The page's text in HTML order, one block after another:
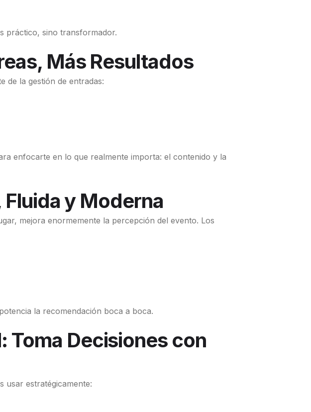
práctico, sino transformador.
Más Resultados
de la gestión de entradas:
enfocarte en lo que realmente importa: el contenido y la
y Moderna
mejora enormemente la percepción del evento. Los
la recomendación boca a boca.
Toma Decisiones con
usar estratégicamente: